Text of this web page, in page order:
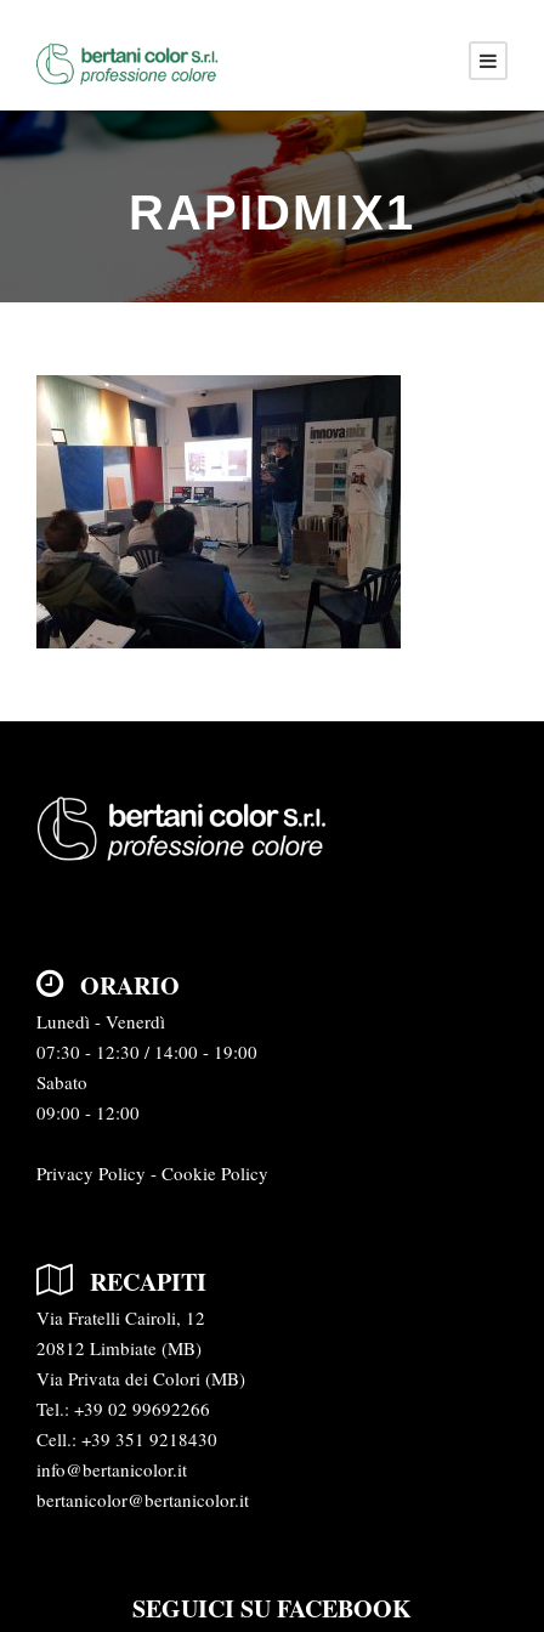
RAPIDMIX1
ORARIO
Lunedì - Venerdì
07:30 - 12:30 / 14:00 - 19:00
Sabato
09:00 - 12:00
Privacy Policy - Cookie Policy
RECAPITI
Via Fratelli Cairoli, 12
20812 Limbiate (MB)
Via Privata dei Colori (MB)
Tel.: +39 02 99692266
Cell.: +39 351 9218430
info@bertanicolor.it
bertanicolor@bertanicolor.it
SEGUICI SU FACEBOOK